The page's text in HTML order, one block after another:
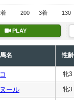
200 3着 130
PLAY
馬名 性齢
牝3
ール 牝3